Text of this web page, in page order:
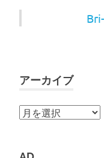
アーカイブ
ア
イ